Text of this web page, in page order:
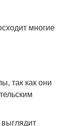
многие
так как они